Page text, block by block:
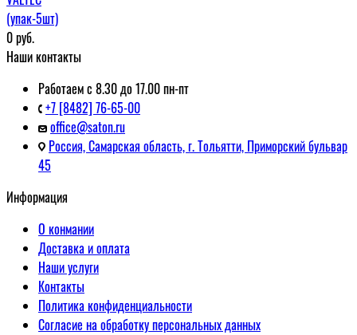
(упак-5шт)
0руб.
Наши контакты
Работаем с 8.30 до 17.00 пн-пт
+7 [8482] 76-65-00
office@saton.ru
Россия, Самарская область, г. Тольятти, Приморский бульвар
45
Информация
О конмании
Доставка и оплата
Наши услуги
Контакты
Политика конфиденциальности
Согласие на обработку персональных данных